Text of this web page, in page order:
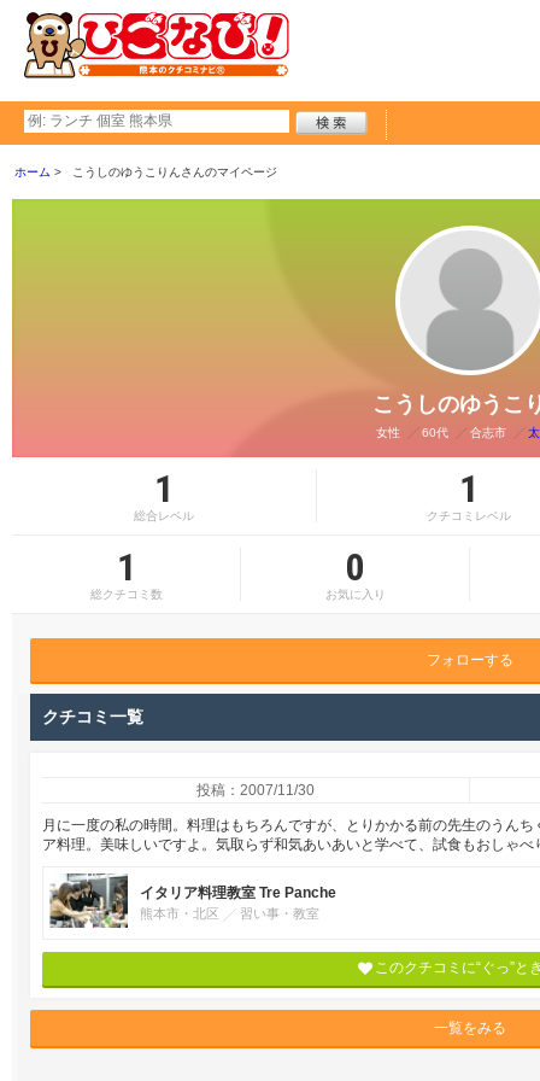
ホーム こうしのゆうこりんさんのマイページ
こうしのゆうこ
女性 60代 合志市
1
総合レベル
1
クチコミレベル
1
総クチコミ数
0
お気に入り
フォローする
クチコミ一覧
投稿：2007/11/30
月に一度の私の時間。料理はもちろんですが、とりかかる前の先生のうん
ア料理。美味しいですよ。気取らず和気あいあいと学べて、試食もおしゃ
イタリア料理教室 Tre Panche
熊本市・北区 習い事・教室
このクチコミに“ぐっ”と
一覧をみる